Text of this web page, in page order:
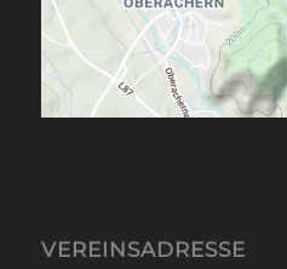
VEREINSADRESSE